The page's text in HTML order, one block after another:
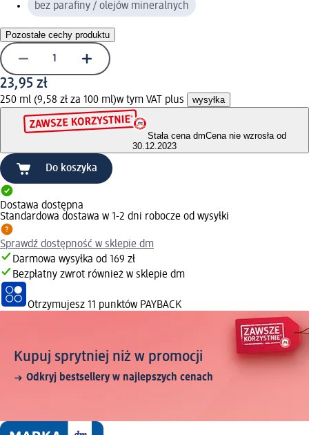
bez parafiny / olejów mineralnych
Pozostałe cechy produktu
23,95 zł
250 ml (9,58 zł za 100 ml)w tym VAT plus wysyłka
Stała cena dmCena nie wzrosła od
30.12.2023
Do koszyka
Dostawa dostępna
Standardowa dostawa w 1-2 dni robocze od wysyłki
Sprawdź dostępność w sklepie dm
Darmowa wysyłka od 169 zł
Bezpłatny zwrot również w sklepie dm
Otrzymujesz 11 punktów PAYBACK
Kupuj sprytniej niż w promocji
Odkryj bestsellery w najlepszych cenach